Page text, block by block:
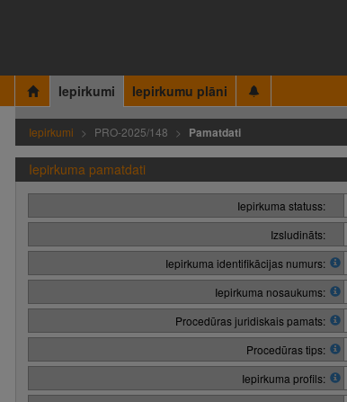
Iepirkumi Iepirkumu plāni
Iepirkumi PRO-2025/148 Pamatdati
Iepirkuma pamatdati
Iepirkuma statuss:
Izsludināts:
Iepirkuma identifikācijas numurs:
Iepirkuma nosaukums:
Procedūras juridiskais pamats:
Procedūras tips:
Iepirkuma profils: